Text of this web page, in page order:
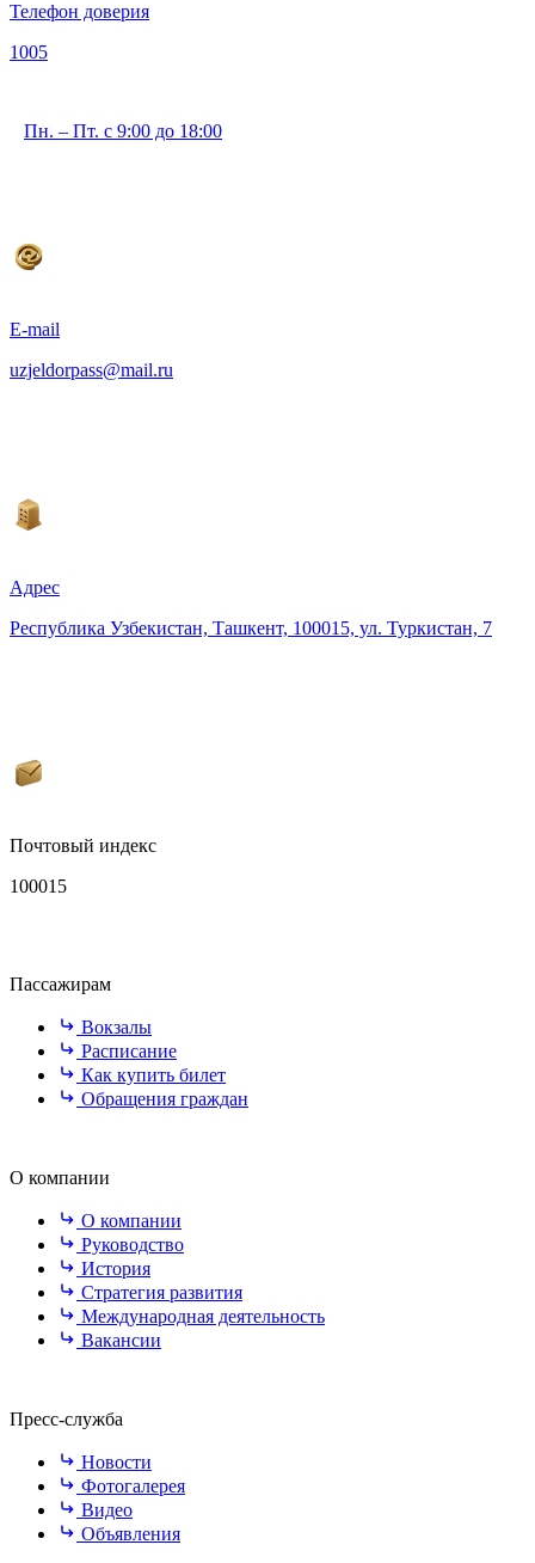
Телефон доверия
1005
Пн. – Пт. с 9:00 до 18:00
E-mail
uzjeldorpass@mail.ru
Адрес
Республика Узбекистан, Ташкент, 100015, ул. Туркистан, 7
Почтовый индекс
100015
Пассажирам
Вокзалы
Расписание
Как купить билет
Обращения граждан
О компании
О компании
Руководство
История
Стратегия развития
Международная деятельность
Вакансии
Пресс-служба
Новости
Фотогалерея
Видео
Объявления